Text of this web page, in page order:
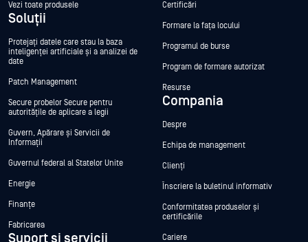
Vezi toate produsele
Soluții
Protejați datele care stau la baza
inteligenței artificiale și a analizei de
date
Patch Management
Secure probelor Secure pentru
autoritățile de aplicare a legii
Guvern, Apărare și Servicii de
Informații
Guvernul federal al Statelor Unite
Energie
Finanțe
Fabricarea
Suport și servicii
Certificări
Formare la fața locului
Programul de burse
Program de formare autorizat
Resurse
Compania
Despre
Echipa de management
Clienți
Înscriere la buletinul informativ
Conformitatea produselor și
certificările
Cariere